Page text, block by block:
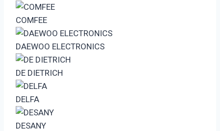
COMFEE
DAEWOO ELECTRONICS
DE DIETRICH
DELFA
DESANY